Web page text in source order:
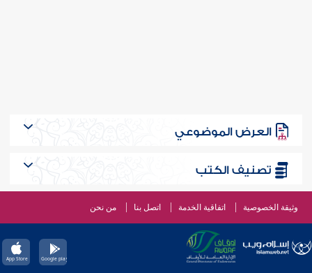
العرض الموضوعي
تصنيف الكتب
وثيقة الخصوصية اتفاقية الخدمة اتصل بنا من نحن